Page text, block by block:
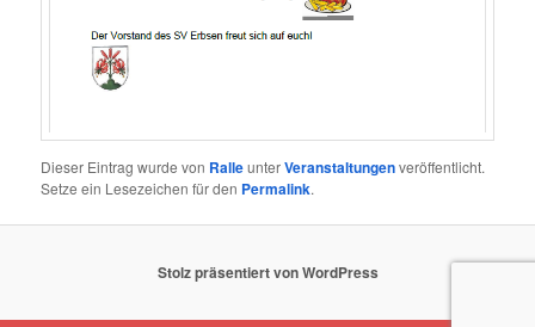
Dieser Eintrag wurde von RalleunterVeranstaltungenveröffentlicht.
Setze ein Lesezeichen für den Permalink.
Stolz präsentiert von WordPress